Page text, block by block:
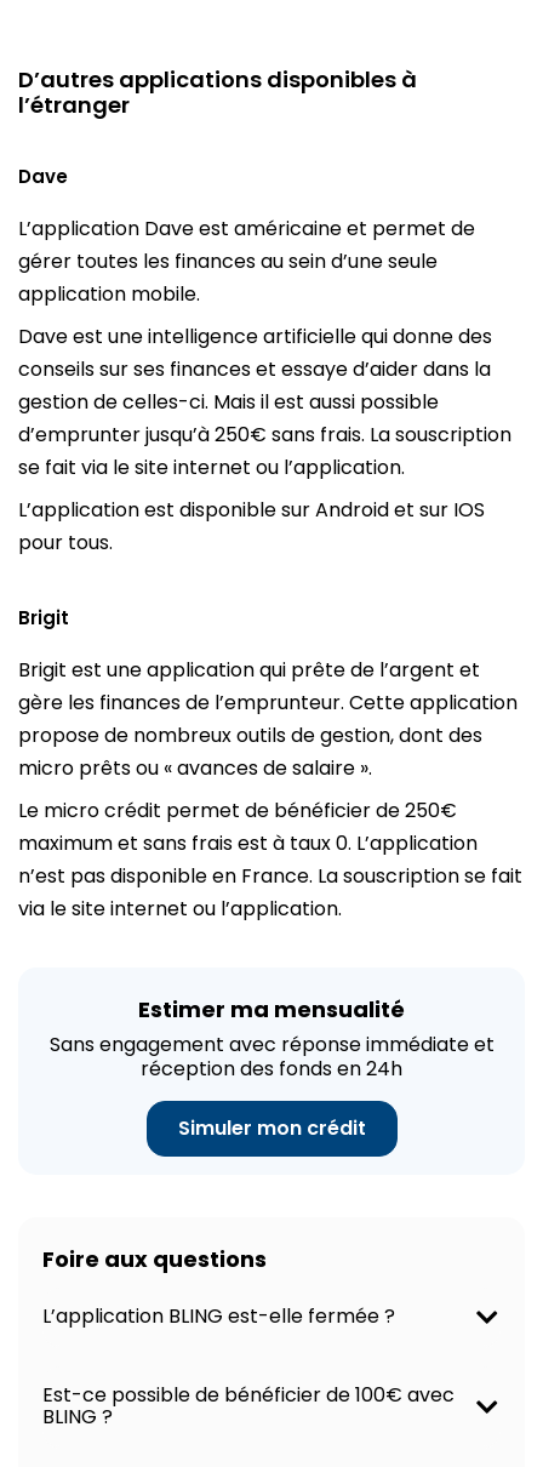
D’autres applications disponibles à
l’étranger
Dave
L’application Dave est américaine et permet de
gérer toutes les finances au sein d’une seule
application mobile.
Dave est une intelligence artificielle qui donne des
conseils sur ses finances et essaye d’aider dans la
gestion de celles-ci. Mais il est aussi possible
d’emprunter jusqu’à 250€ sans frais. La souscription
se fait via le site internet ou l’application.
L’application est disponible sur Android et sur IOS
pour tous.
Brigit
Brigit est une application qui prête de l’argent et
gère les finances de l’emprunteur. Cette application
propose de nombreux outils de gestion, dont des
micro prêts ou « avances de salaire ».
Le micro crédit permet de bénéficier de 250€
maximum et sans frais est à taux 0. L’application
n’est pas disponible en France. La souscription se fait
via le site internet ou l’application.
Estimer ma mensualité
Sans engagement avec réponse immédiate et
réception des fonds en 24h
Simuler mon crédit
Foire aux questions
L’application BLING est-elle fermée ?
Est-ce possible de bénéficier de 100€ avec
BLING ?